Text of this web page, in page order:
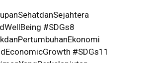
#SDGs8
#SDGs11